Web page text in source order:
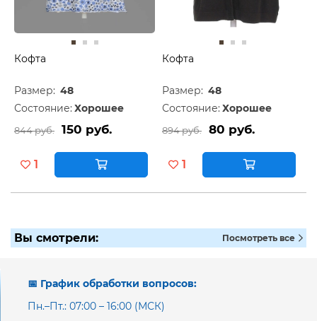
Кофта
Размер: 48
Состояние: Хорошее
844 руб. 150 руб.
1
Кофта
Размер: 48
Состояние: Хорошее
894 руб. 80 руб.
1
Вы смотрели: Посмотреть все
📅 График обработки вопросов:
Пн.–Пт.: 07:00 – 16:00 (МСК)